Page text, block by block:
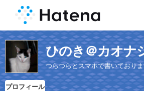
ひのき＠カオナ
つらつらとスマホで書いており
プロフィール